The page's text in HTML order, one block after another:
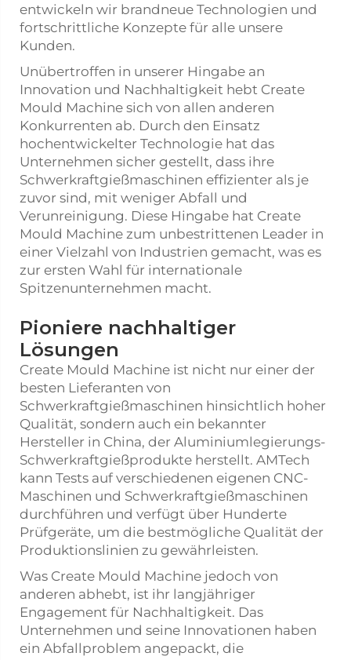
entwickeln wir brandneue Technologien und
fortschrittliche Konzepte für alle unsere
Kunden.
Unübertroffen in unserer Hingabe an
Innovation und Nachhaltigkeit hebt Create
Mould Machine sich von allen anderen
Konkurrenten ab. Durch den Einsatz
hochentwickelter Technologie hat das
Unternehmen sicher gestellt, dass ihre
Schwerkraftgießmaschinen effizienter als je
zuvor sind, mit weniger Abfall und
Verunreinigung. Diese Hingabe hat Create
Mould Machine zum unbestrittenen Leader in
einer Vielzahl von Industrien gemacht, was es
zur ersten Wahl für internationale
Spitzenunternehmen macht.
Pioniere nachhaltiger
Lösungen
Create Mould Machine ist nicht nur einer der
besten Lieferanten von
Schwerkraftgießmaschinen hinsichtlich hoher
Qualität, sondern auch ein bekannter
Hersteller in China, der Aluminiumlegierungs-
Schwerkraftgießprodukte herstellt. AMTech
kann Tests auf verschiedenen eigenen CNC-
Maschinen und Schwerkraftgießmaschinen
durchführen und verfügt über Hunderte
Prüfgeräte, um die bestmögliche Qualität der
Produktionslinien zu gewährleisten.
Was Create Mould Machine jedoch von
anderen abhebt, ist ihr langjähriger
Engagement für Nachhaltigkeit. Das
Unternehmen und seine Innovationen haben
ein Abfallproblem angepackt, die